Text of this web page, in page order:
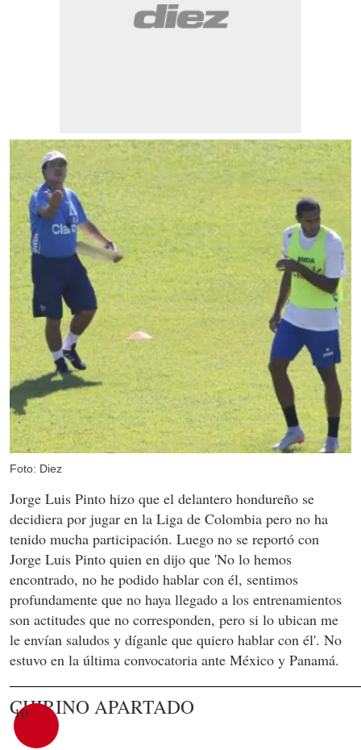
Foto: Diez
Jorge Luis Pinto hizo que el delantero hondureño se
decidiera por jugar en la Liga de Colombia pero no ha
tenido mucha participación. Luego no se reportó con
Jorge Luis Pinto quien en dijo que 'No lo hemos
encontrado, no he podido hablar con él, sentimos
profundamente que no haya llegado a los entrenamientos
son actitudes que no corresponden, pero si lo ubican me
le envían saludos y díganle que quiero hablar con él'. No
estuvo en la última convocatoria ante México y Panamá.
10
CHIRINO APARTADO